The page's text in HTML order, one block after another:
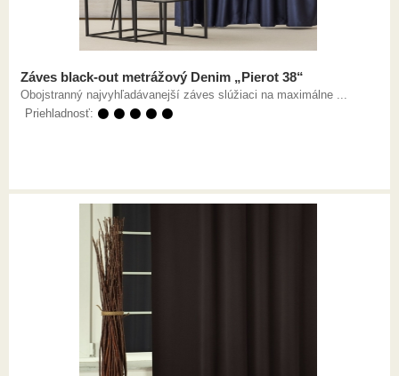
Záves black-out metrážový Denim „Pierot 38“
Obojstranný najvyhľadávanejší záves slúžiaci na maximálne ...
Priehladnosť: ⚫ ⚫ ⚫ ⚫ ⚫